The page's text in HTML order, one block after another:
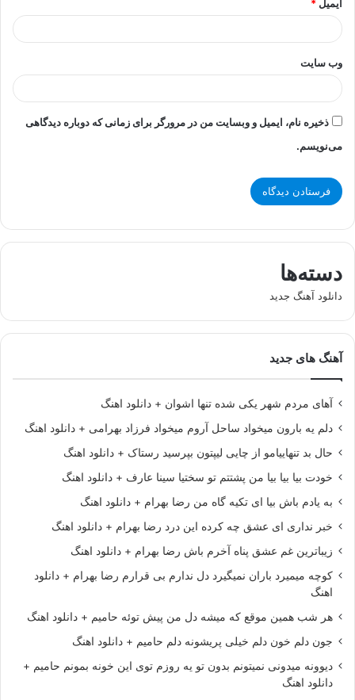
ایمیل *
وب‌ سایت
ذخیره نام، ایمیل و وبسایت من در مرورگر برای زمانی که دوباره دیدگاهی
می‌نویسم.
دسته‌ها
دانلود آهنگ جدید
آهنگ های جدید
آهای مردم شهر یکی شده تنها اشوان + دانلود اهنگ
دلم یه بارون میخواد ساحل آروم میخواد فرزاد بهرامی + دانلود اهنگ
حال بد تنهاییامو از چایی لیپتون بپرسید رستاک + دانلود اهنگ
خودت بیا بیا بیا من پشتتم تو سختیا سینا عارف + دانلود اهنگ
به یادم باش بیا ای تکیه گاه من رضا بهرام + دانلود اهنگ
خبر نداری ای عشق چه کرده این درد رضا بهرام + دانلود اهنگ
زیباترین غم عشق پناه آخرم باش رضا بهرام + دانلود اهنگ
کوچه میمیرد باران نمیگیرد دل ندارم بی قرارم رضا بهرام + دانلود
اهنگ
هر شب همین موقع که میشه دل من پیش توئه حامیم + دانلود اهنگ
جون دلم خون دلم خیلی پریشونه دلم حامیم + دانلود اهنگ
دیوونه میدونی نمیتونم بدون تو یه روزم توی این خونه بمونم حامیم +
دانلود اهنگ